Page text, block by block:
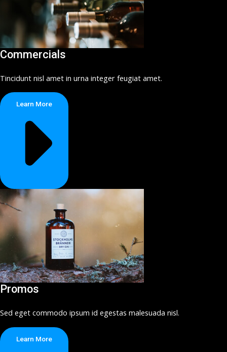
Commercials
Tincidunt nisl amet in urna integer feugiat amet.
Learn More
Promos
Sed eget commodo ipsum id egestas malesuada nisl.
Learn More